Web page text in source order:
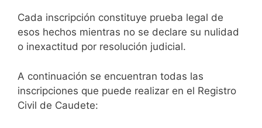
Cada inscripción constituye prueba legal de
esos hechos mientras no se declare su nulidad
o inexactitud por resolución judicial.
A continuación se encuentran todas las
inscripciones que puede realizar en el Registro
Civil de Caudete: